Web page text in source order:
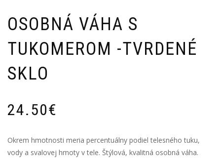
OSOBNÁ VÁHA S
TUKOMEROM -TVRDENÉ
SKLO
24.50€
Okrem hmotnosti meria percentuálny podiel telesného tuku,
vody a svalovej hmoty v tele. Štýlová, kvalitná osobná váha.